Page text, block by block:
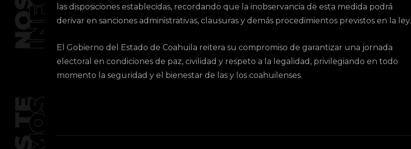
las disposiciones establecidas, recordando que la inobservancia de esta medida podrá
derivar en sanciones administrativas, clausuras y demás procedimientos previstos en la ley.
El Gobierno del Estado de Coahuila reitera su compromiso de garantizar una jornada
electoral en condiciones de paz, civilidad y respeto a la legalidad, privilegiando en todo
momento la seguridad y el bienestar de las y los coahuilenses.